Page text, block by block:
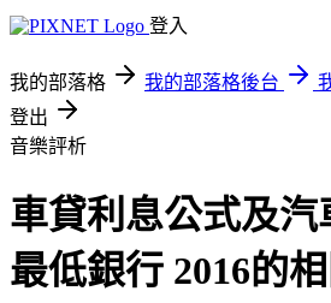
登入
我的部落格 我的部落格後台
登出
音樂評析
車貸利息公式及汽
最低銀行 2016的